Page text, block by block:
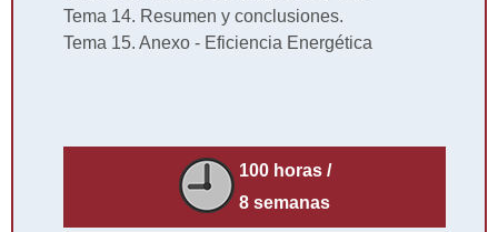
Tema 14. Resumen y conclusiones.
Tema 15. Anexo - Eficiencia Energética
100 horas /
8 semanas